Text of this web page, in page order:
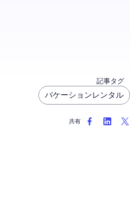
記事タグ
バケーションレンタル
共有